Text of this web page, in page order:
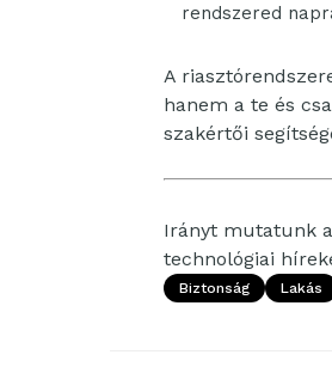
rendszered
A
hanem a te és
szakértői
Irányt mutatunk
technológiai
Biztonság Lakás